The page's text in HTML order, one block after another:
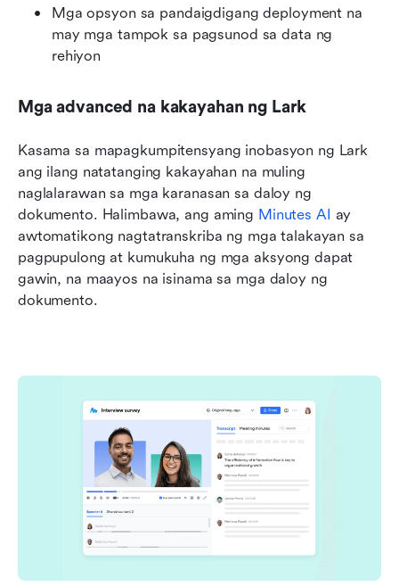
Mga opsyon sa pandaigdigang deployment na
may mga tampok sa pagsunod sa data ng
rehiyon
Mga advanced na kakayahan ng Lark
Kasama sa mapagkumpitensyang inobasyon ng Lark
ang ilang natatanging kakayahan na muling
naglalarawan sa mga karanasan sa daloy ng
dokumento. Halimbawa, ang aming Minutes AI ay
awtomatikong nagtatranskriba ng mga talakayan sa
pagpupulong at kumukuha ng mga aksyong dapat
gawin, na maayos na isinama sa mga daloy ng
dokumento.